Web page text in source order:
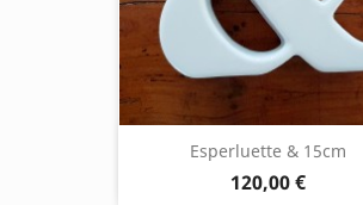
Esperluette & 15cm
120,00 €